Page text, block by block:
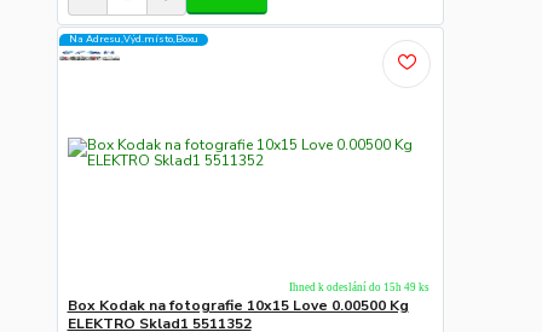
Na Adresu,Výd.místo,Boxu
Box Kodak na fotografie 10x15 Love 0.00500 Kg
ELEKTRO Sklad1 5511352
Ihned k odeslání do 15h 49 ks